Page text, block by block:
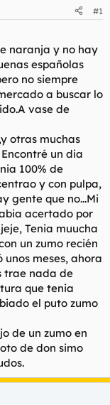
#1
naranja y no hay
españolas
no siempre
a buscar lo
vase de
otras muchas
un dia
100% de
y con pulpa,
gente que no...Mi
acertado por
Tenia muucha
un zumo recién
meses, ahora
trae nada de
que tenia
el puto zumo
de un zumo en
de don simo